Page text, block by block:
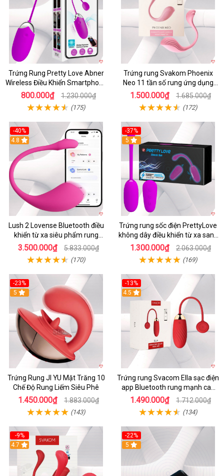
Trứng Rung Pretty Love Abner
Wireless Điều Khiển Smartphone
Giá Tốt
800.000₫ 1.230.000₫
(175)
Trứng rung Svakom Phoenix
Neo 11 tần số rung ứng dụng
app
1.500.000₫ 1.685.000₫
(172)
-40%
4.8
Lush 2 Lovense Bluetooth điều
khiển từ xa siêu phẩm rung
mạnh
3.500.000₫ 5.833.000₫
(170)
-37%
5
Trứng rung sốc điện PrettyLove
không dây điều khiển từ xa sang
chảnh
1.300.000₫ 2.063.000₫
(169)
-23%
5
Trứng Rung JI YU Mặt Trăng 10
Chế Độ Rung Liếm Siêu Phê
1.450.000₫ 1.883.000₫
(143)
-13%
4.5
Trứng rung Svacom Ella sạc điện
app Bluetooth rung mạnh cao
cấp
1.490.000₫ 1.712.000₫
(134)
-9%
4.7
-22%
5